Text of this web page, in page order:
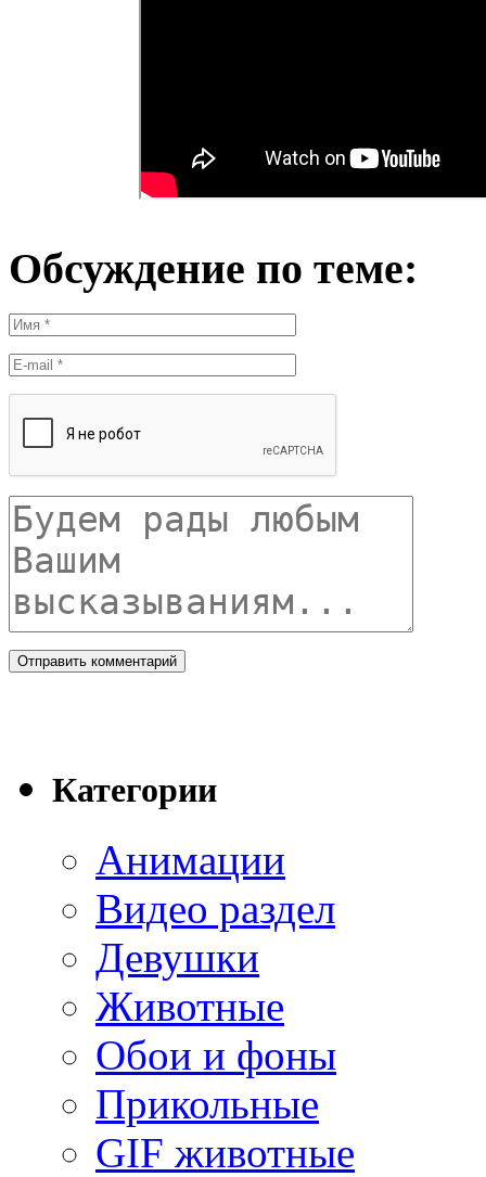
Обсуждение по теме:
Категории
Анимации
Видео раздел
Девушки
Животные
Обои и фоны
Прикольные
GIF животные